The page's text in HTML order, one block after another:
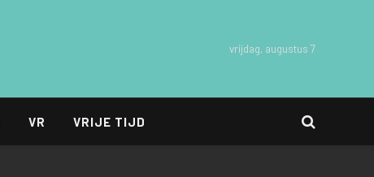
vrijdag, augustus 7
VR VRIJE TIJD